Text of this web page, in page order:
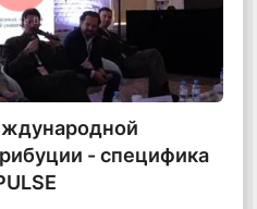
видео
- специфика